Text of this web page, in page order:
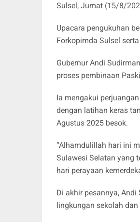
Sulsel, Jumat (15/8/
Upacara pengukuhan
Forkopimda Sulsel
Gubernur Andi
proses pembinaan
Ia mengakui
dengan latihan keras
Agustus 2025 besok.
“Alhamdulillah hari ini
Sulawesi Selatan yang
hari perayaan
Di akhir pesannya,
lingkungan sekolah